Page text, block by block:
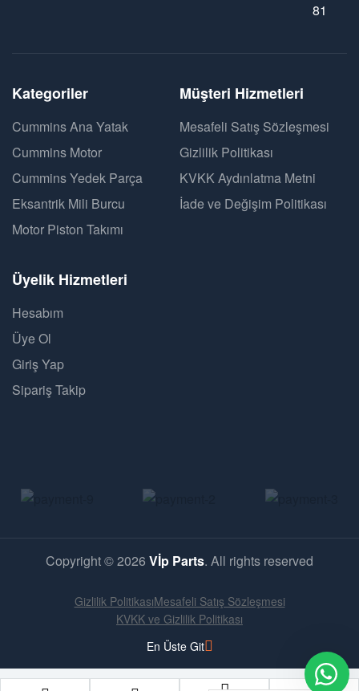
81
Kategoriler
Cummins Ana Yatak
Cummins Motor
Cummins Yedek Parça
Eksantrik Mili Burcu
Motor Piston Takımı
Müşteri Hizmetleri
Mesafeli Satış Sözleşmesi
Gizlilik Politikası
KVKK Aydınlatma Metni
İade ve Değişim Politikası
Üyelik Hizmetleri
Hesabım
Üye Ol
Giriş Yap
Sipariş Takip
Copyright © 2026 Vİp Parts. All rights reserved
En Üste Git
Gizlilik PolitikasıMesafeli Satış Sözleşmesi
KVKK ve Gizlilik Politikası